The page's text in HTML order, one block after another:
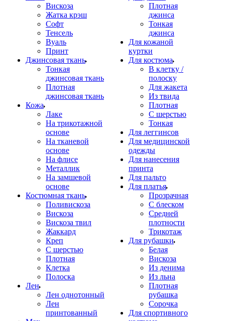
Вискоза
Жатка крэш
Софт
Тенсель
Вуаль
Принт
Джинсовая ткань
Тонкая
джинсовая ткань
Плотная
джинсовая ткань
Кожа
Лаке
На трикотажной
основе
На тканевой
основе
На флисе
Металлик
На замшевой
основе
Костюмная ткань
Поливискоза
Вискоза
Вискоза твил
Жаккард
Креп
С шерстью
Плотная
Клетка
Полоска
Лен
Лен однотонный
Лен
принтованный
Плотная
джинса
Тонкая
джинса
Для кожаной
куртки
Для костюма
В клетку /
полоску
Для жакета
Из твида
Плотная
С шерстью
Тонкая
Для леггинсов
Для медицинской
одежды
Для нанесения
принта
Для пальто
Для платья
Прозрачная
С блеском
Средней
плотности
Трикотаж
Для рубашки
Белая
Вискоза
Из денима
Из льна
Плотная
рубашка
Сорочка
Для спортивного